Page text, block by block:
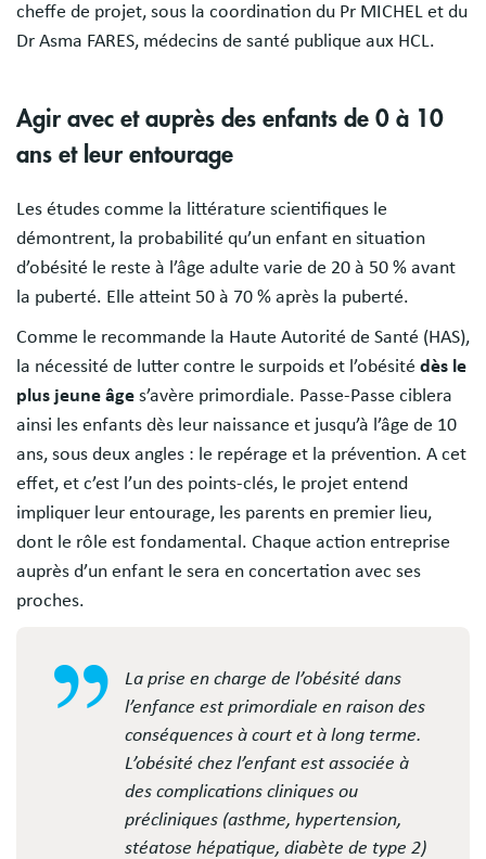
cheffe de projet, sous la coordination du Pr MICHEL et du
Dr Asma FARES, médecins de santé publique aux HCL.
Agir avec et auprès des enfants de 0 à 10
ans et leur entourage
Les études comme la littérature scientifiques le
démontrent, la probabilité qu’un enfant en situation
d’obésité le reste à l’âge adulte varie de 20 à 50 % avant
la puberté. Elle atteint 50 à 70 % après la puberté.
Comme le recommande la Haute Autorité de Santé (HAS),
la nécessité de lutter contre le surpoids et l’obésité dès le
plus jeune âge s’avère primordiale. Passe-Passe ciblera
ainsi les enfants dès leur naissance et jusqu’à l’âge de 10
ans, sous deux angles : le repérage et la prévention. A cet
effet, et c’est l’un des points-clés, le projet entend
impliquer leur entourage, les parents en premier lieu,
dont le rôle est fondamental. Chaque action entreprise
auprès d’un enfant le sera en concertation avec ses
proches.
La prise en charge de l’obésité dans
l’enfance est primordiale en raison des
conséquences à court et à long terme.
L’obésité chez l’enfant est associée à
des complications cliniques ou
précliniques (asthme, hypertension,
stéatose hépatique, diabète de type 2)